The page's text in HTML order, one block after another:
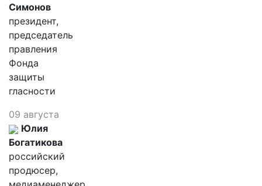
Симонов
президент,
председатель
правления
Фонда
защиты
гласности
09 августа
Юлия
Богатикова
российский
продюсер,